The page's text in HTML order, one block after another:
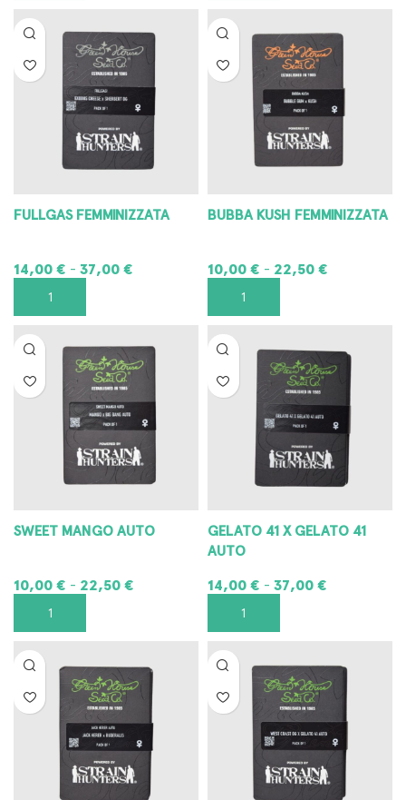
FULLGAS FEMMINIZZATA
14,00€ - 37,00€
SCEGLI
BUBBA KUSH FEMMINIZZATA
10,00€ - 22,50€
SCEGLI
SWEET MANGO AUTO
10,00€ - 22,50€
SCEGLI
GELATO 41 X GELATO 41
AUTO
14,00€ - 37,00€
SCEGLI